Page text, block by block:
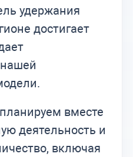
удержания
достигает
вместе
деятельность и
включая